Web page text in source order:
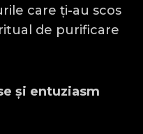
care ți-au scos
de purificare
și entuziasm